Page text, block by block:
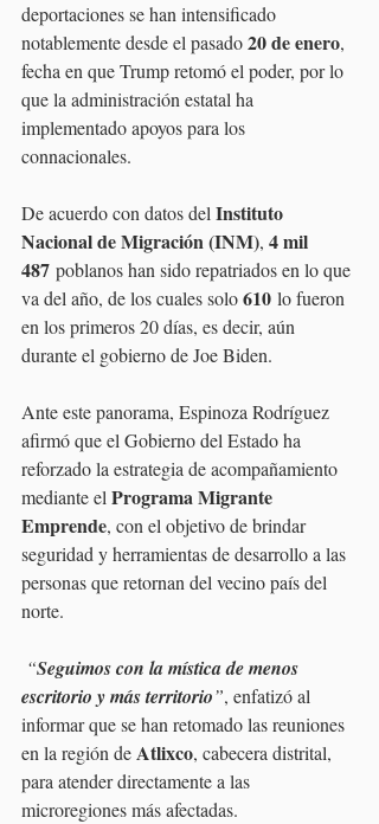
deportaciones se han intensificado
notablemente desde el pasado 20 de enero,
fecha en que Trump retomó el poder, por lo
que la administración estatal ha
implementado apoyos para los
connacionales.
De acuerdo con datos del Instituto
Nacional de Migración (INM), 4 mil
487 poblanos han sido repatriados en lo que
va del año, de los cuales solo 610 lo fueron
en los primeros 20 días, es decir, aún
durante el gobierno de Joe Biden.
Ante este panorama, Espinoza Rodríguez
afirmó que el Gobierno del Estado ha
reforzado la estrategia de acompañamiento
mediante el Programa Migrante
Emprende, con el objetivo de brindar
seguridad y herramientas de desarrollo a las
personas que retornan del vecino país del
norte.
“Seguimos con la mística de menos
escritorio y más territorio”, enfatizó al
informar que se han retomado las reuniones
en la región de Atlixco, cabecera distrital,
para atender directamente a las
microregiones más afectadas.